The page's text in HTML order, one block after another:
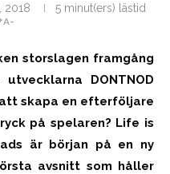
2018
5 minut(ers) lästid
A-
storslagen framgång
DONTNOD
skapa en efterföljare
på spelaren? Life is
är början på en ny
avsnitt som håller